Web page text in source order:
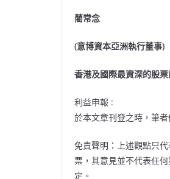
藺常念
(意博資本亞洲執行董事)
香港及國際最資深的股
利益申報 :
於本文章刊登之時，筆
免責聲明：上述觀點只
票，其意見並不代表任
定。